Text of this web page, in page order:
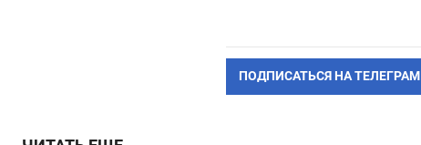
ПОДПИСАТЬСЯ НА ТЕЛЕГРАМ